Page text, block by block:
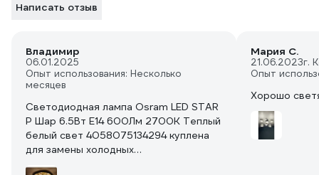
Написать отзыв
Владимир
06.01.2025
Опыт использования: Несколько
месяцев
Светодиодная лампа Osram LED STAR
P Шар 6.5Вт E14 600Лм 2700К Теплый
белый свет 4058075134294 куплена
для замены холодных
люминесцентных ламп на потолочном
Мария С.
21.06.2023г.
Опыт
Хорошо